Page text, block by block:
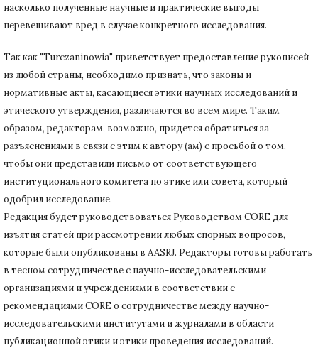
насколько полученные научные и практические выгоды
перевешивают вред в случае конкретного исследования.
Так как "Turczaninowia" приветствует предоставление рукописей
из любой страны, необходимо признать, что законы и
нормативные акты, касающиеся этики научных исследований и
этического утверждения, различаются во всем мире. Таким
образом, редакторам, возможно, придется обратиться за
разъяснениями в связи с этим к автору (ам) с просьбой о том,
чтобы они представили письмо от соответствующего
институционального комитета по этике или совета, который
одобрил исследование.
Редакция будет руководствоваться Руководством CORE для
изъятия статей при рассмотрении любых спорных вопросов,
которые были опубликованы в AASRJ. Редакторы готовыработать
в тесном сотрудничестве с научно-исследовательскими
организациями и учреждениями в соответствии с
рекомендациями CORE о сотрудничестве между научно-
исследовательскими институтами и журналами в области
публикационной этики и этики проведения исследований.